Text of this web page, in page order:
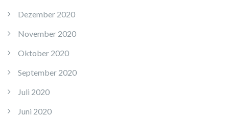
Dezember 2020
November 2020
Oktober 2020
September 2020
Juli 2020
Juni 2020